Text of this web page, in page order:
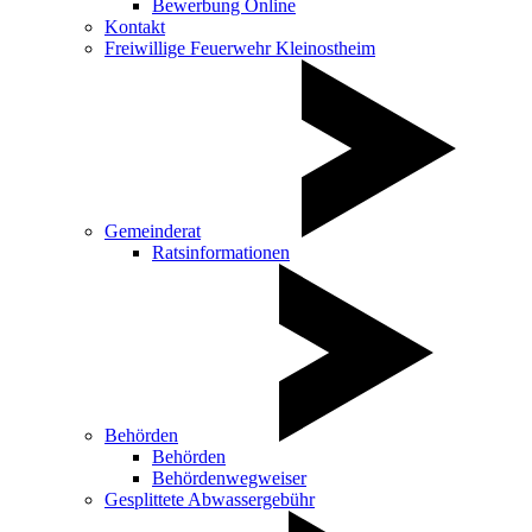
Bewerbung Online
Kontakt
Freiwillige Feuerwehr Kleinostheim
Gemeinderat
Ratsinformationen
Behörden
Behörden
Behördenwegweiser
Gesplittete Abwassergebühr